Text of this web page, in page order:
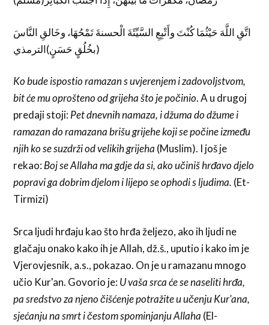
اتَّقِ اللَّهَ حَيْثُمَا كُنْتَ وأَتْبِعِ السَّيِّئَةَ الْحسنةَ تَمْحُهَا، وخَالقِ النَّاسَ
بخُلُقٍ حَسَنٍ)الترمذي)
Ko bude ispostio ramazan s uvjerenjem i zadovoljstvom,
bit će mu oprošteno od grijeha što je počinio. A u drugoj
predaji stoji:Pet dnevnih namaza, i džuma do džume i
ramazan do ramazana brišu grijehe koji se počine između
njih ko se suzdrži od velikih grijeha (Muslim). I još je
rekao:Boj se Allaha ma gdje da si, ako učiniš hrđavo djelo
popravi ga dobrim djelom i lijepo se ophodi s ljudima. (Et-
Tirmizi)
Srca ljudi hrđaju kao što hrđa željezo, ako ih ljudi ne
glačaju onako kako ih je Allah, dž.š., uputio i kako im je
Vjerovjesnik, a.s., pokazao. On je u ramazanu mnogo
učio Kur'an. Govorio je:U vaša srca će se naseliti hrđa,
pa sredstvo za njeno čišćenje potražite u učenju Kur'ana,
sjećanju na smrt i čestom spominjanju Allaha (El-